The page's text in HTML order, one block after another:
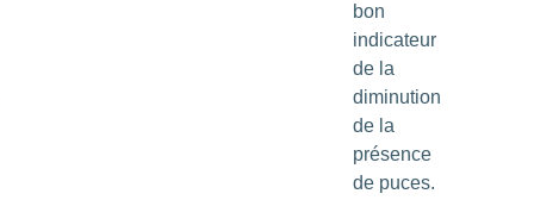
bon
indicateur
de la
diminution
de la
présence
de puces.